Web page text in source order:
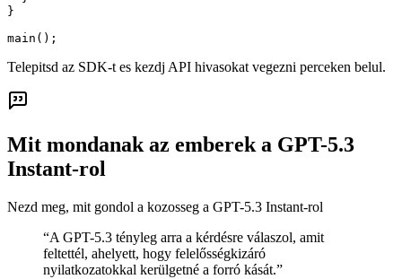
}
main();
Telepitsd az SDK-t es kezdj API hivasokat vegezni perceken belul.
Mit mondanak az emberek a GPT-5.3
Instant-rol
Nezd meg, mit gondol a kozosseg a GPT-5.3 Instant-rol
“A GPT-5.3 tényleg arra a kérdésre válaszol, amit
feltettél, ahelyett, hogy felelősségkizáró
nyilatkozatokkal kerülgetné a forró kását.”